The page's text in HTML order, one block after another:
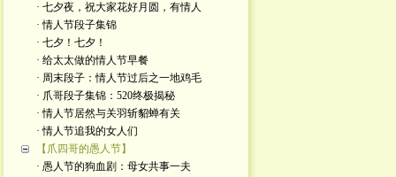
· 七夕夜，祝大家花好月圆，有情人
· 情人节段子集锦
· 七夕！七夕！
· 给太太做的情人节早餐
· 周末段子：情人节过后之一地鸡毛
· 爪哥段子集锦：520终极揭秘
· 情人节居然与关羽斩貂蝉有关
· 情人节追我的女人们
【爪四哥的愚人节】
· 愚人节的狗血剧：母女共事一夫